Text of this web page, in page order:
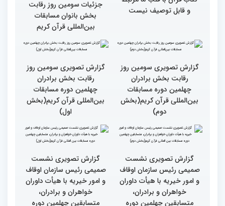
گزارش تصویری حضور
اصحاب رسانه درچهلمین
قران کریم (بخش اول)
قاری نیجریایی: نوجوانان
جهان عمل به قرآن را
سرلوحه امور خود قرار دهند
کتاب قرآن با قلب ما مرتبط
و قابل توصیف نیست
جزئیات سومین روز رقابت
بخش بانوان مسابقات
بین‌المللی قرآن کریم
گزارش تصویری سومین روز
رقابت بخش برادران
چهلمین دوره مسابقات
بین‌المللی قرآن کریم(بخش
دوم)
گزارش تصویری سومین روز
رقابت بخش برادران
چهلمین دوره مسابقات
بین‌المللی قرآن کریم(بخش
اول)